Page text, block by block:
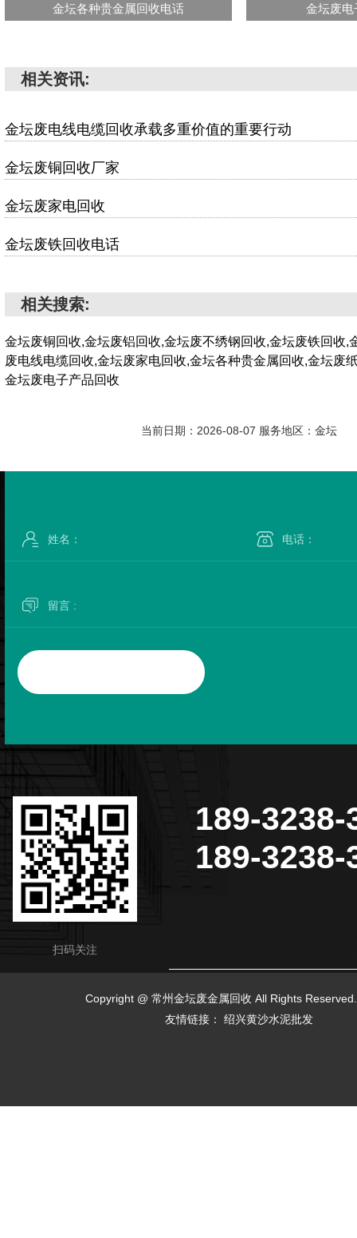
金坛各种贵金属回收电话 金坛废电
相关资讯:
金坛废电线电缆回收承载多重价值的重要行动
金坛废铜回收厂家
金坛废家电回收
金坛废铁回收电话
相关搜索:
金坛废铜回收,金坛废铝回收,金坛废不绣钢回收,金坛废铁回收,
废电线电缆回收,金坛废家电回收,金坛各种贵金属回收,金坛废
金坛废电子产品回收
当前日期：2026-08-07 服务地区：金坛
189-3238-
189-3238-
扫码关注
Copyright @ 常州金坛废金属回收 All Rights
友情链接： 绍兴黄沙水泥批发